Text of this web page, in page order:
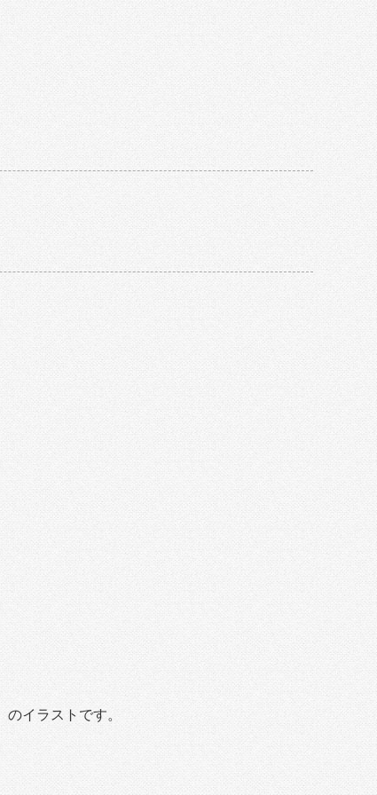
のイラストです。